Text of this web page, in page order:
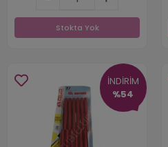
Stokta Yok
İNDİRİM
%54